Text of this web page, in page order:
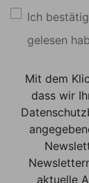
Ich
gelesen
Mit dem
dass wir
aktuelle